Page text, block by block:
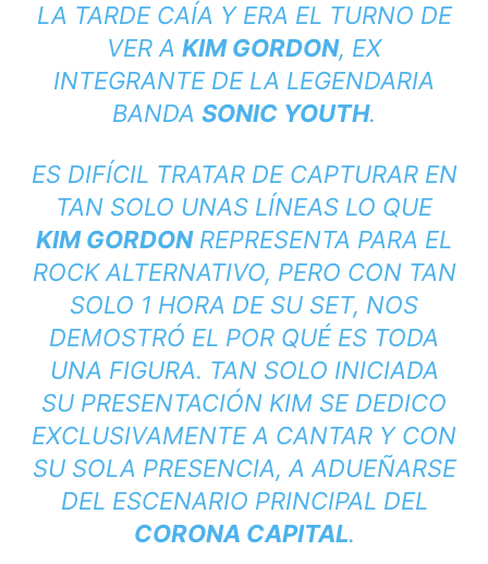
LA TARDE CAÍA Y ERA EL TURNO DE
VER A KIM GORDON, EX
INTEGRANTE DE LA LEGENDARIA
BANDA SONIC YOUTH.
ES DIFÍCIL TRATAR DE CAPTURAR EN
TAN SOLO UNAS LÍNEAS LO QUE
KIM GORDONREPRESENTA PARA EL
ROCK ALTERNATIVO, PERO CON TAN
SOLO 1 HORA DE SU SET, NOS
DEMOSTRÓ EL POR QUÉ ES TODA
UNA FIGURA. TAN SOLO INICIADA
SU PRESENTACIÓN KIM SE DEDICO
EXCLUSIVAMENTE A CANTAR Y CON
SU SOLA PRESENCIA, A ADUEÑARSE
DEL ESCENARIO PRINCIPAL DEL
CORONA CAPITAL.